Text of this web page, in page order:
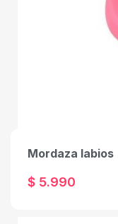
Mordaza labios
$ 5.990